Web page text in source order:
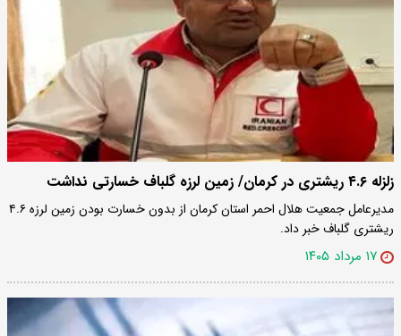
زلزله ۴.۶ ریشتری در کرمان/ زمین لرزه گلباف خسارتی نداشت
مدیرعامل جمعیت هلال احمر استان کرمان از بدون خسارت بودن زمین لرزه ۴.۶
ریشتری گلباف خبر داد.
۱۷ مرداد ۱۴۰۵